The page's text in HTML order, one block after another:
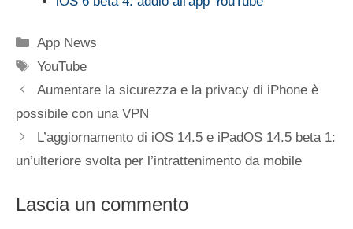
Categorie
App News
Tag
YouTube
Aumentare la sicurezza e la privacy di iPhone è
possibile con una VPN
L’aggiornamento di iOS 14.5 e iPadOS 14.5 beta 1:
un’ulteriore svolta per l’intrattenimento da mobile
Lascia un commento